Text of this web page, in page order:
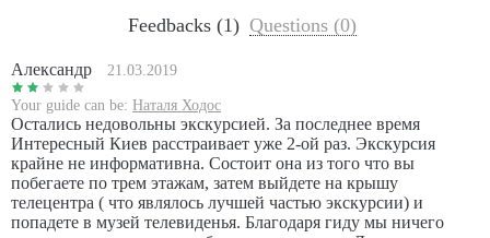
На вас чекає занурення у світ телебачення. Комусь
копнемо глибоко, побачимо несподіване і відчуємо рух по
ВЕРТИКАЛІ:
– від Музейю телебачення та студії НОВИН в цокольному
приміщенні телецентру
– до ДАХУ 87-метрового телеОЛІВЦЯ!
Житя це РУХ…людина – ВОДА
без МЕТИ не здіймеш ФОНТАНУ…
Таємниці ТЕЛЕОЛІВЦЯ це екскурсія-шанс потрапити на
Feedbacks (1) Questions (0)
Александр 21.03.2019
Your guide can be: Наталя Ходос
Остались недовольны экскурсией. За последнее время
Интересный Киев расстраивает уже 2-ой раз. Экскурсия
крайне не информативна. Состоит она из того что вы
побегаете по трем этажам, затем выйдете на крышу
телецентра ( что являлось лучшей частью экскурсии) и
попадете в музей телевиденья. Благодаря гиду мы ничего